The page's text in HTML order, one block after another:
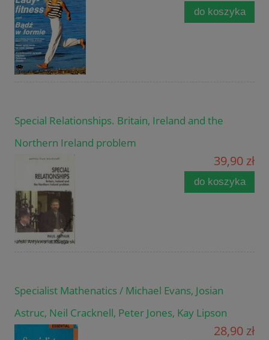
do koszyka
Special Relationships. Britain, Ireland and the
Northern Ireland problem
39,90 zł
do koszyka
Specialist Mathenatics / Michael Evans, Josian
Astruc, Neil Cracknell, Peter Jones, Kay Lipson
28,90 zł